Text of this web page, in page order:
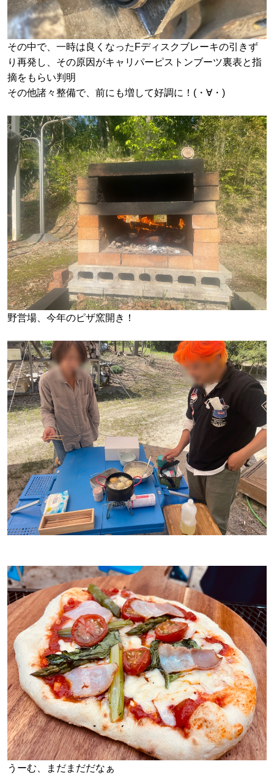
その中で、一時は良くなったFディスクブレーキの引きず
り再発し、その原因がキャリパーピストンブーツ裏表と指
摘をもらい判明
その他諸々整備で、前にも増して好調に！(・∀・)
野営場、今年のピザ窯開き！
うーむ、まだまだだなぁ